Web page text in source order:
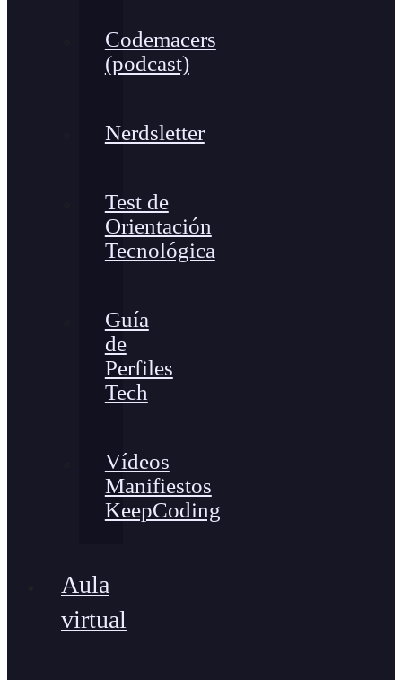
Codemacers
(podcast)
Nerdsletter
Test de
Orientación
Tecnológica
Guía
de
Perfiles
Tech
Vídeos
Manifiestos
KeepCoding
Aula
virtual